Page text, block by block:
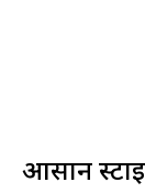
आसान